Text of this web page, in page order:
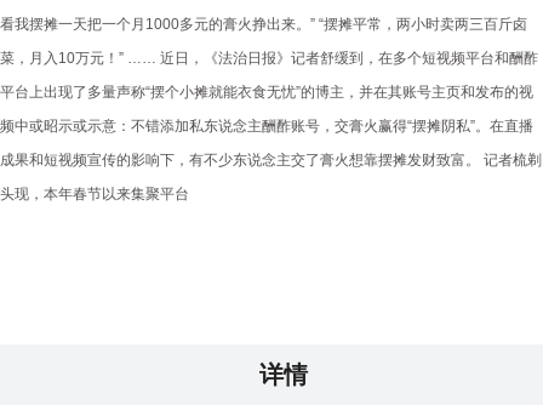
看我摆摊一天把一个月1000多元的膏火挣出来。” “摆摊平常，两小时卖两三百斤卤
菜，月入10万元！” …… 近日，《法治日报》记者舒缓到，在多个短视频平台和酬酢
平台上出现了多量声称“摆个小摊就能衣食无忧”的博主，并在其账号主页和发布的视
频中或昭示或示意：不错添加私东说念主酬酢账号，交膏火赢得“摆摊阴私”。在直播
成果和短视频宣传的影响下，有不少东说念主交了膏火想靠摆摊发财致富。 记者梳剃
头现，本年春节以来集聚平台
详情